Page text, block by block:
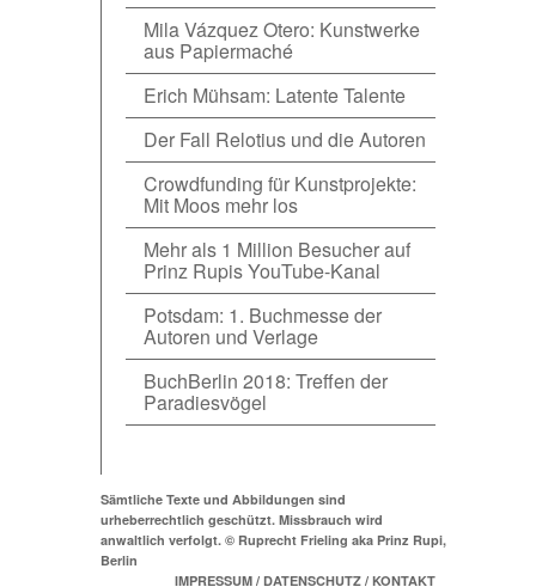
Mila Vázquez Otero: Kunstwerke
aus Papiermaché
Erich Mühsam: Latente Talente
Der Fall Relotius und die Autoren
Crowdfunding für Kunstprojekte:
Mit Moos mehr los
Mehr als 1 Million Besucher auf
Prinz Rupis YouTube-Kanal
Potsdam: 1. Buchmesse der
Autoren und Verlage
BuchBerlin 2018: Treffen der
Paradiesvögel
Sämtliche Texte und Abbildungen sind
urheberrechtlich geschützt. Missbrauch wird
anwaltlich verfolgt. © Ruprecht Frieling aka Prinz Rupi,
Berlin
IMPRESSUM / DATENSCHUTZ / KONTAKT